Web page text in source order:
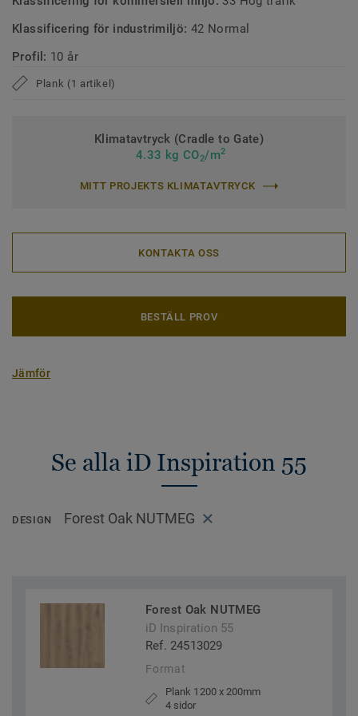
Klassificering för industrimiljö: 42 Normal
Profil: 10 år
Plank (1 artikel)
Klimatavtryck (Cradle to Gate)
4.33 kg CO2/m2
MITT PROJEKTS KLIMATAVTRYCK
KONTAKTA OSS
BESTÄLL PROV
Jämför
Se alla iD Inspiration 55
DESIGN Forest Oak NUTMEG
Forest Oak NUTMEG
iD Inspiration 55
Ref. 24513029
Format
Plank 1200 x 200mm
4 sidor